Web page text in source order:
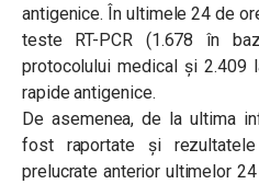
antigenice. În ultimele 24 de
teste RT-PCR (1.678 în
protocolului medical și 2.409
rapide antigenice.
De asemenea, de la ultima
fost raportate și
prelucrate anterior ultimelor